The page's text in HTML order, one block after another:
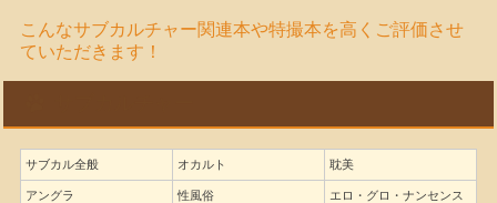
こんなサブカルチャー関連本や特撮本を高くご評価させ
ていただきます！
サブカル全般 オカルト 耽美
アングラ 性風俗 エロ・グロ・ナンセンス